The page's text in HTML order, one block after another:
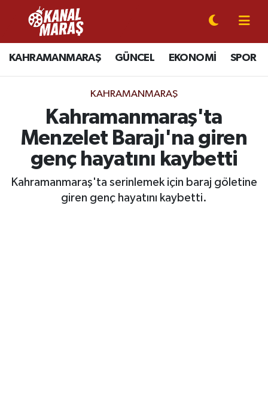
KAHRAMANMARAŞ GÜNCEL EKONOMİ SPOR
KAHRAMANMARAŞ
Kahramanmaraş'ta
Menzelet Barajı'na giren
genç hayatını kaybetti
Kahramanmaraş'ta serinlemek için baraj göletine
giren genç hayatını kaybetti.
CANLI YAYIN
KAHRAMANMARAŞ
SPOR
SİYASET
EKONOMİ
Kahramanmaraş Nöbetçi Eczaneler
Kahramanmaraş Hava Durumu
Kahramanmaraş Trafik Yoğunluk Haritası
Süper Lig Puan Durumu ve Fikstür
Tüm Manşetler